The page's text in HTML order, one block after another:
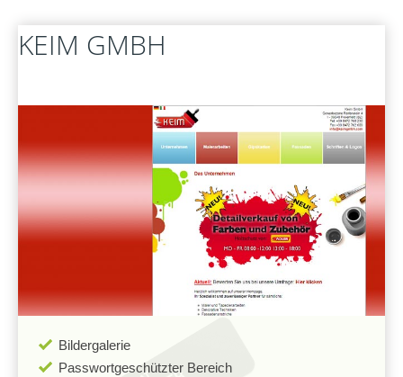
FERNWARTUNG
KEIM GMBH
Bildergalerie
Passwortgeschützter Bereich